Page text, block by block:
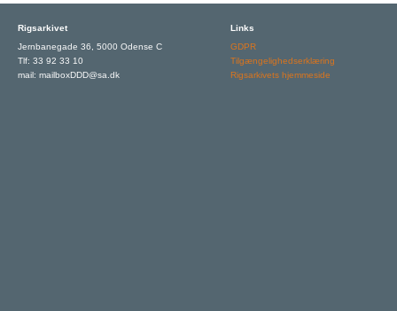
Rigsarkivet
Jernbanegade 36, 5000 Odense C
Tlf: 33 92 33 10
mail: mailboxDDD@sa.dk
Links
GDPR
Tilgængelighedserklæring
Rigsarkivets hjemmeside